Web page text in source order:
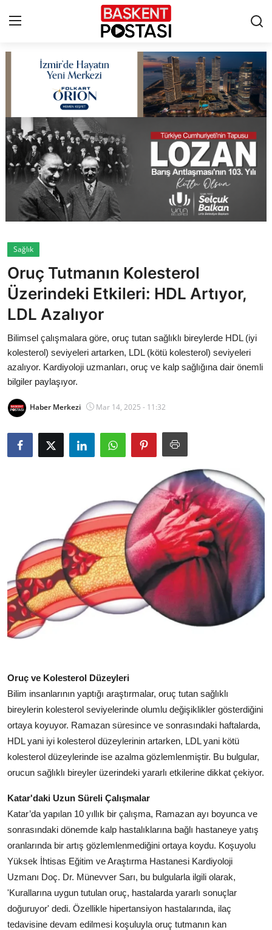
Çerez Politikası
Künye
Ankara
TBMM
Cumhurbaşkanlığı
Bakanlıklar
Siyasi Partiler
Mülki İdare
Toplum ve Yaşam
Sivil Toplum Kuruluşları
Kamu Kurumları ve Üst Kurullar
Sağlık
Oruç Tutmanın Kolesterol
Üzerindeki Etkileri: HDL Artıyor,
LDL Azalıyor
Bilimsel çalışmalara göre, oruç tutan sağlıklı bireylerde HDL (iyi
kolesterol) seviyeleri artarken, LDL (kötü kolesterol) seviyeleri
azalıyor. Kardiyoloji uzmanları, oruç ve kalp sağlığına dair önemli
bilgiler paylaşıyor.
Haber Merkezi Mar 14, 2025 - 11:32
Oruç ve Kolesterol Düzeyleri
Bilim insanlarının yaptığı araştırmalar, oruç tutan sağlıklı
bireylerin kolesterol seviyelerinde olumlu değişiklikler gösterdiğini
ortaya koyuyor. Ramazan süresince ve sonrasındaki haftalarda,
HDL yani iyi kolesterol düzeylerinin artarken, LDL yani kötü
kolesterol düzeylerinde ise azalma gözlemlenmiştir. Bu bulgular,
orucun sağlıklı bireyler üzerindeki yararlı etkilerine dikkat çekiyor.
Katar'daki Uzun Süreli Çalışmalar
Katar’da yapılan 10 yıllık bir çalışma, Ramazan ayı boyunca ve
sonrasındaki dönemde kalp hastalıklarına bağlı hastaneye yatış
oranlarında bir artış gözlemlenmediğini ortaya koydu. Koşuyolu
Yüksek İhtisas Eğitim ve Araştırma Hastanesi Kardiyoloji
Uzmanı Doç. Dr. Münevver Sarı, bu bulgularla ilgili olarak,
'Kurallarına uygun tutulan oruç, hastalarda yararlı sonuçlar
doğuruyor' dedi. Özellikle hipertansiyon hastalarında, ilaç
tedavisine devam edilmesi koşuluyla oruç tutmanın kan